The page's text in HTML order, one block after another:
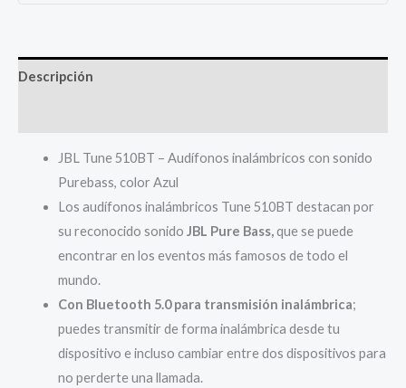
Descripción
JBL Tune 510BT – Audífonos inalámbricos con sonido
Purebass, color Azul
Los audífonos inalámbricos Tune 510BT destacan por
su reconocido sonido JBL Pure Bass,que se puede
encontrar en los eventos más famosos de todo el
mundo.
Con Bluetooth 5.0 para transmisión inalámbrica;
puedes transmitir de forma inalámbrica desde tu
dispositivo e incluso cambiar entre dos dispositivos para
no perderte una llamada.